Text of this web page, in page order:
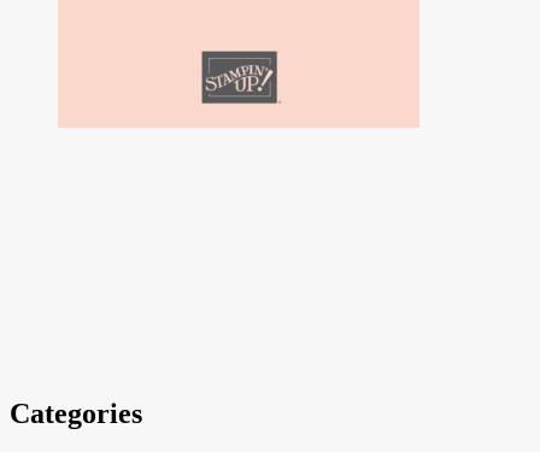
Categories